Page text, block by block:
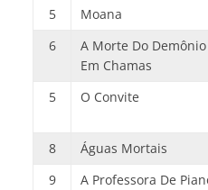
5
Moana
6
A Morte Do Demônio
Em Chamas
5
O Convite
8
Águas Mortais
9
A Professora De